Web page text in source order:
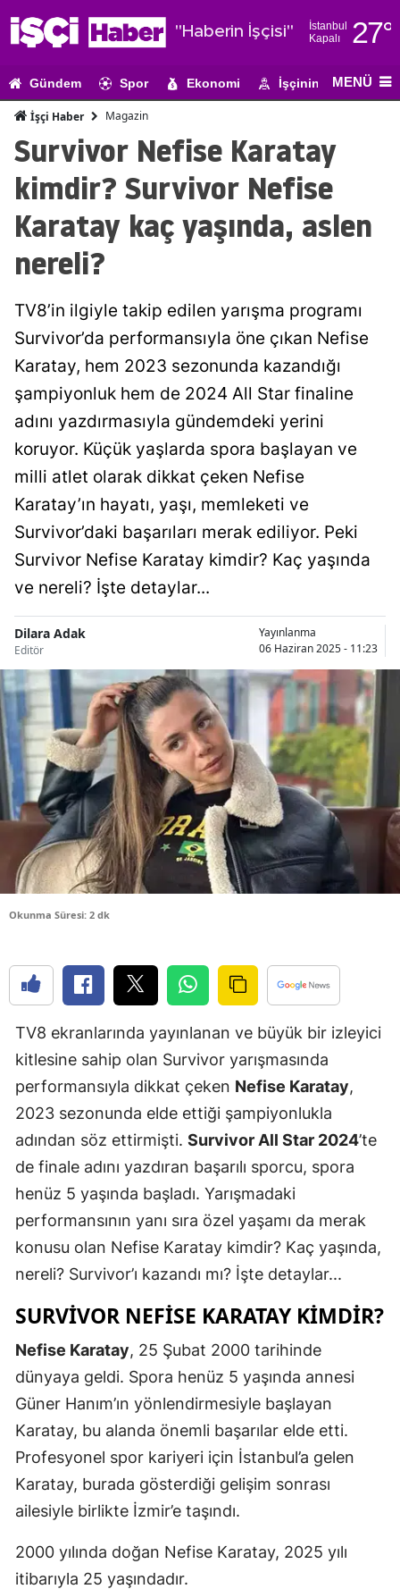
"Haberin İşçisi"
İstanbul
Kapalı
27°
Adıyaman
Ağrı
Amasya
Ankara
Artvin
Aydın
Balıkesir
Bingöl
Bolu
Burdur
Çankırı
Çorum
Denizli
Diyarbakır
Edirne
Elazığ
Erzincan
Eskişehir
Gaziantep
Giresun
Gümüşhane
Hakkari
Hatay
Mersin
İstanbul
Kastamonu
Kayseri
Kırşehir
Konya
Gündem Spor Ekonomi İşçinin Gündemi
MENÜ
İşçi Haber Magazin
Survivor Nefise Karatay
kimdir? Survivor Nefise
Karatay kaç yaşında, aslen
nereli?
TV8’in ilgiyle takip edilen yarışma programı
Survivor’da performansıyla öne çıkan Nefise
Karatay, hem 2023 sezonunda kazandığı
şampiyonluk hem de 2024 All Star finaline
adını yazdırmasıyla gündemdeki yerini
koruyor. Küçük yaşlarda spora başlayan ve
milli atlet olarak dikkat çeken Nefise
Karatay’ın hayatı, yaşı, memleketi ve
Survivor’daki başarıları merak ediliyor. Peki
Survivor Nefise Karatay kimdir? Kaç yaşında
ve nereli? İşte detaylar...
Dilara Adak
Editör
Yayınlanma
06 Haziran 2025 - 11:23
Okunma Süresi: 2 dk
TV8 ekranlarında yayınlanan ve büyük bir izleyici
kitlesine sahip olan Survivor yarışmasında
performansıyla dikkat çeken Nefise Karatay,
2023 sezonunda elde ettiği şampiyonlukla
adından söz ettirmişti. Survivor All Star 2024’te
de finale adını yazdıran başarılı sporcu, spora
henüz 5 yaşında başladı. Yarışmadaki
performansının yanı sıra özel yaşamı da merak
konusu olan Nefise Karatay kimdir? Kaç yaşında,
nereli? Survivor’ı kazandı mı? İşte detaylar...
SURVIVOR NEFISE KARATAY KIMDIR?
Nefise Karatay, 25 Şubat 2000 tarihinde
dünyaya geldi. Spora henüz 5 yaşında annesi
Güner Hanım’ın yönlendirmesiyle başlayan
Karatay, bu alanda önemli başarılar elde etti.
Profesyonel spor kariyeri için İstanbul’a gelen
Karatay, burada gösterdiği gelişim sonrası
ailesiyle birlikte İzmir’e taşındı.
2000 yılında doğan Nefise Karatay, 2025 yılı
itibarıyla 25 yaşındadır.